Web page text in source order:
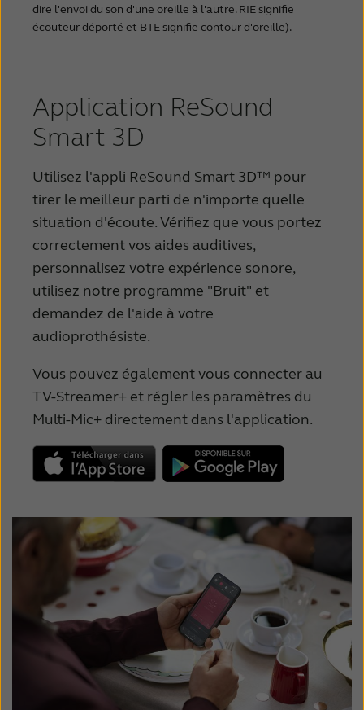
dire l'envoi du son d'une oreille à l'autre. RIE signifie
écouteur déporté et BTE signifie contour d'oreille).
Application ReSound
Smart 3D
Utilisez l'appli ReSound Smart 3D™ pour
tirer le meilleur parti de n'importe quelle
situation d'écoute. Vérifiez que vous portez
correctement vos aides auditives,
personnalisez votre expérience sonore,
utilisez notre programme "Bruit" et
demandez de l'aide à votre
audioprothésiste.
Vous pouvez également vous connecter au
TV-Streamer+ et régler les paramètres du
Multi-Mic+ directement dans l'application.